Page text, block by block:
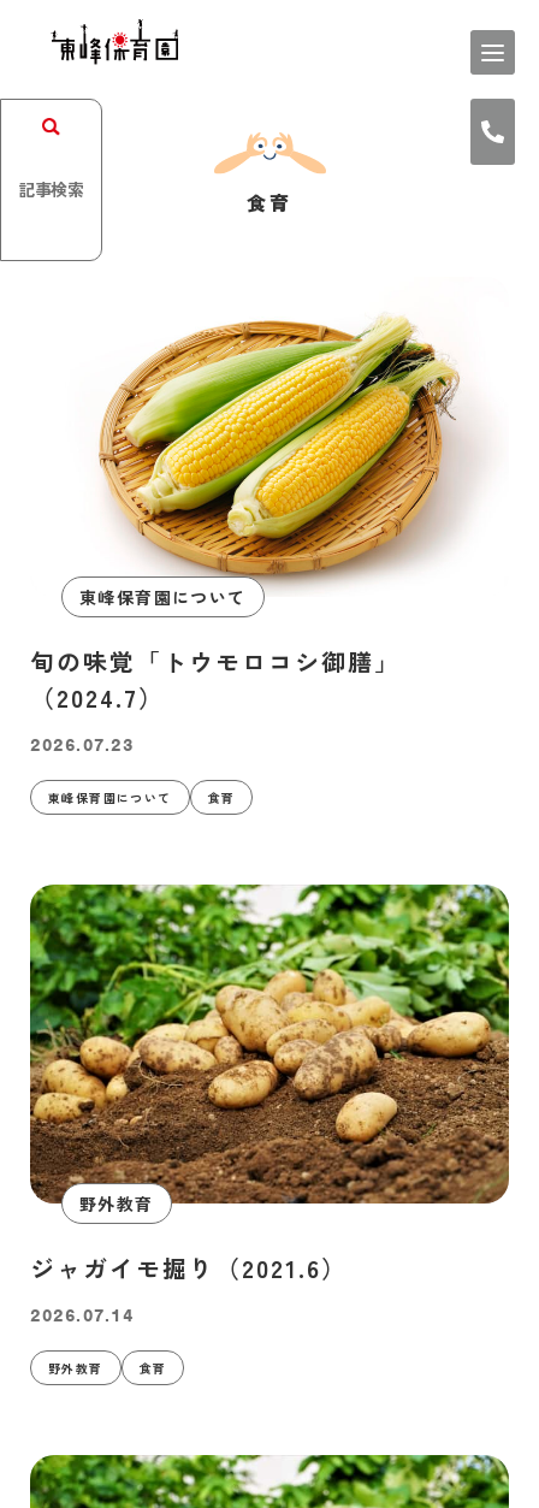
記事検索 食育
東峰保育園について
旬の味覚「トウモロコシ御膳」
（2024.7）
2026.07.23
東峰保育園について 食育
野外教育
ジャガイモ掘り（2021.6）
2026.07.14
野外教育 食育